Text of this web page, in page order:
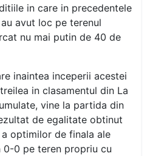
in care in precedentele
avut loc pe terenul
nu mai putin de 40 de
inaintea inceperii acestei
in clasamentul din La
vine la partida din
de egalitate obtinut
optimilor de finala ale
0-0 pe teren propriu cu